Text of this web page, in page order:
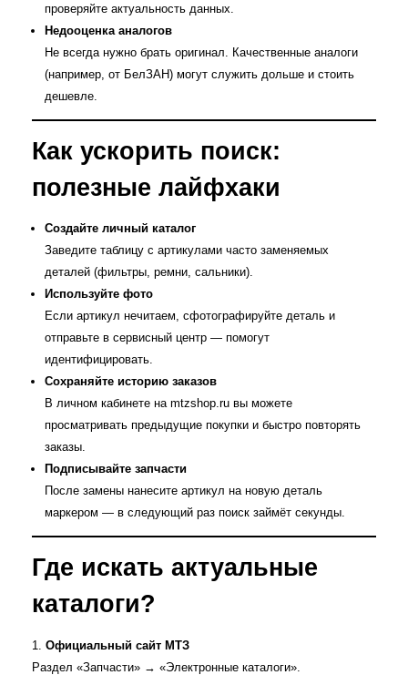
проверяйте актуальность данных.
Недооценка аналогов
Не всегда нужно брать оригинал. Качественные аналоги
(например, от БелЗАН) могут служить дольше и стоить
дешевле.
Как ускорить поиск:
полезные лайфхаки
Создайте личный каталог
Заведите таблицу с артикулами часто заменяемых
деталей (фильтры, ремни, сальники).
Используйте фото
Если артикул нечитаем, сфотографируйте деталь и
отправьте в сервисный центр — помогут
идентифицировать.
Сохраняйте историю заказов
В личном кабинете на mtzshop.ru вы можете
просматривать предыдущие покупки и быстро повторять
заказы.
Подписывайте запчасти
После замены нанесите артикул на новую деталь
маркером — в следующий раз поиск займёт секунды.
Где искать актуальные
каталоги?
Официальный сайт МТЗ
Раздел «Запчасти» → «Электронные каталоги».